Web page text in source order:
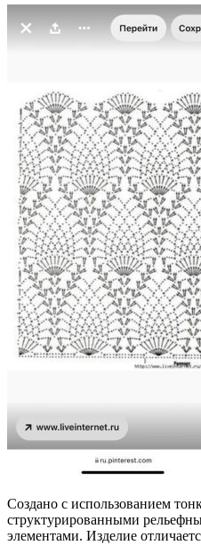
Создано с использованием
структурированными
элементами. Изделие